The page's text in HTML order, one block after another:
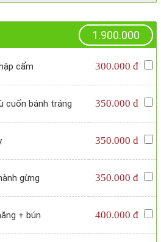
1.900.000
cẩm 300.000 đ
cuốn bánh tráng 350.000 đ
350.000 đ
gừng 350.000 đ
+ bún 400.000 đ